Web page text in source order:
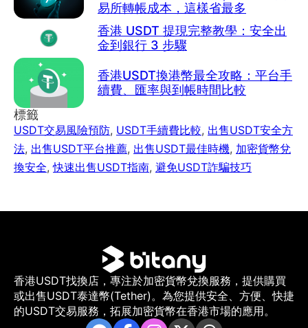
易所轉帳成本，這樣省最多
香港 USDT 提現完整教學：安全出
金到銀行 3 步驟
香港USDT換港幣最全攻略：平台手
續費、匯率與到帳時間比較
標籤
USDT交易風險預防, USDT手續費比較, 出售USDT安全方
法, 出售USDT平台推薦, 出售USDT最佳時機, 加密貨幣兌
換安全,快速出售USDT指南, 避免USDT詐騙技巧
香港USDT找換店，專注於加密貨幣兌換服務，提供購買
或出售USDT泰達幣(Tether)。為您提供安全、方便、快捷
的USDT交易服務，拓展加密貨幣在香港市場的應用。